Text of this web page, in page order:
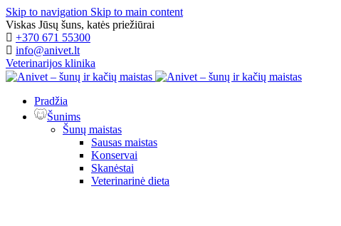
Skip to navigation Skip to main content
Viskas Jūsų šuns, katės priežiūrai
+370 671 55300
info@anivet.lt
Veterinarijos klinika
Pradžia
Šunims
Šunų maistas
Sausas maistas
Konservai
Skanėstai
Veterinarinė dieta